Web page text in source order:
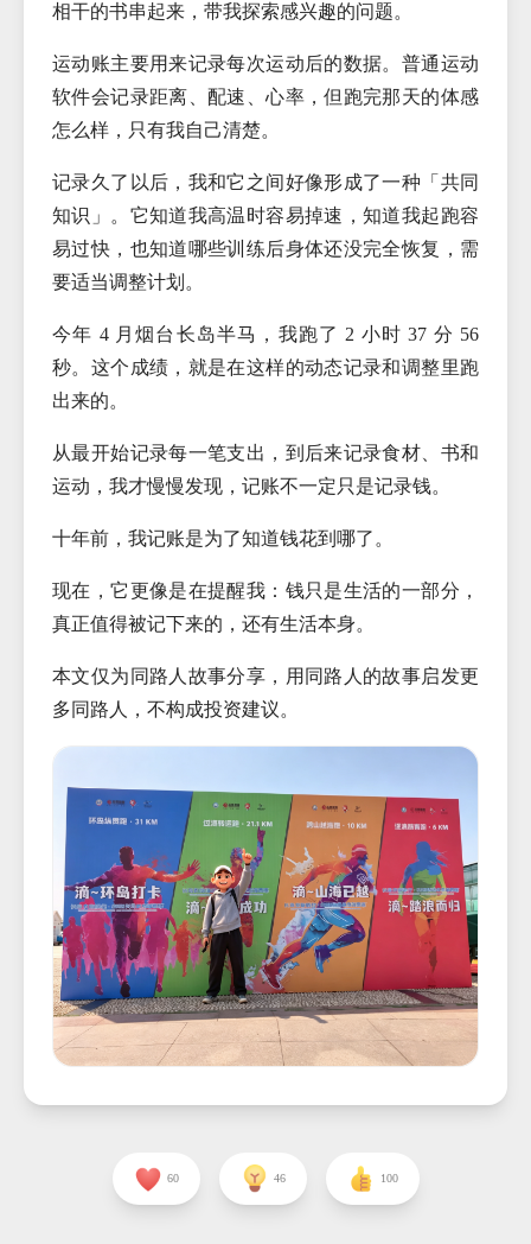
相干的书串起来，带我探索感兴趣的问题。
运动账主要用来记录每次运动后的数据。普通运动
软件会记录距离、配速、心率，但跑完那天的体感
怎么样，只有我自己清楚。
记录久了以后，我和它之间好像形成了一种「共同
知识」。它知道我高温时容易掉速，知道我起跑容
易过快，也知道哪些训练后身体还没完全恢复，需
要适当调整计划。
今年 4 月烟台长岛半马，我跑了 2 小时 37 分 56
秒。这个成绩，就是在这样的动态记录和调整里跑
出来的。
从最开始记录每一笔支出，到后来记录食材、书和
运动，我才慢慢发现，记账不一定只是记录钱。
十年前，我记账是为了知道钱花到哪了。
现在，它更像是在提醒我：钱只是生活的一部分，
真正值得被记下来的，还有生活本身。
本文仅为同路人故事分享，用同路人的故事启发更
多同路人，不构成投资建议。
60 46 100